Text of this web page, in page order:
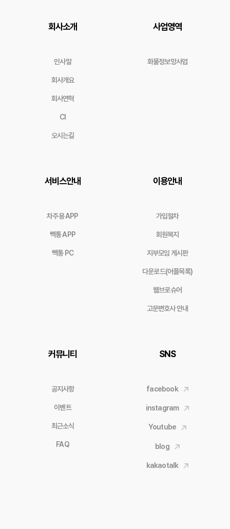
회사소개
인사말
회사개요
회사연혁
CI
오시는길
사업영역
화물정보망사업
서비스안내
차주용 APP
빽통 APP
빽통 PC
이용안내
가입절차
회원복지
지부모임 게시판
다운로드(어플목록)
웹브로슈어
고문변호사 안내
커뮤니티
공지사항
이벤트
최근소식
FAQ
SNS
facebook
instagram
Youtube
blog
kakaotalk